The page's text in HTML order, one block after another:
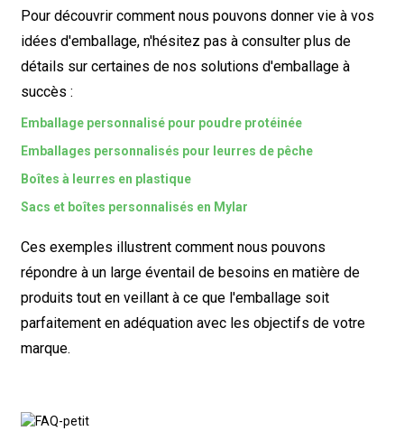
Pour découvrir comment nous pouvons donner vie à vos
idées d'emballage, n'hésitez pas à consulter plus de
détails sur certaines de nos solutions d'emballage à
succès :
Emballage personnalisé pour poudre protéinée
Emballages personnalisés pour leurres de pêche
Boîtes à leurres en plastique
Sacs et boîtes personnalisés en Mylar
Ces exemples illustrent comment nous pouvons
répondre à un large éventail de besoins en matière de
produits tout en veillant à ce que l'emballage soit
parfaitement en adéquation avec les objectifs de votre
marque.